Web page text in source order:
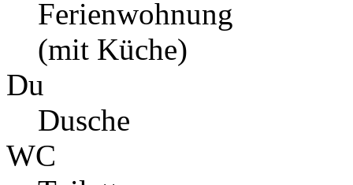
Ferienwohnung
(mit Küche)
Du
Dusche
WC